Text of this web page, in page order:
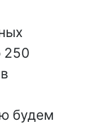
250
будем